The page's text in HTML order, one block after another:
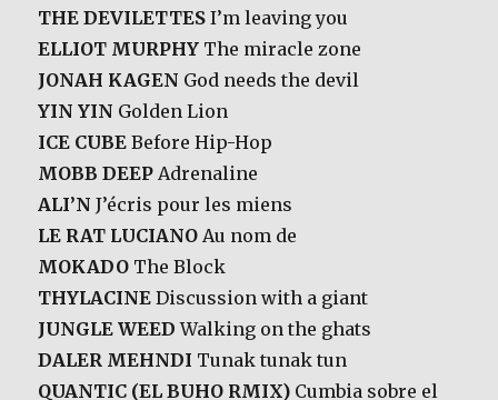
THE DEVILETTES I’m leaving you
ELLIOT MURPHY The miracle zone
JONAH KAGEN God needs the devil
YIN YIN Golden Lion
ICE CUBE Before Hip-Hop
MOBB DEEP Adrenaline
ALI’N J’écris pour les miens
LE RAT LUCIANO Au nom de
MOKADO The Block
THYLACINE Discussion with a giant
JUNGLE WEED Walking on the ghats
DALER MEHNDI Tunak tunak tun
QUANTIC (EL BUHO RMIX) Cumbia sobre el